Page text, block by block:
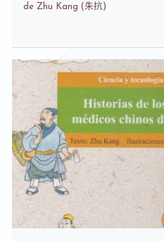
de Zhu Kang (朱抗)